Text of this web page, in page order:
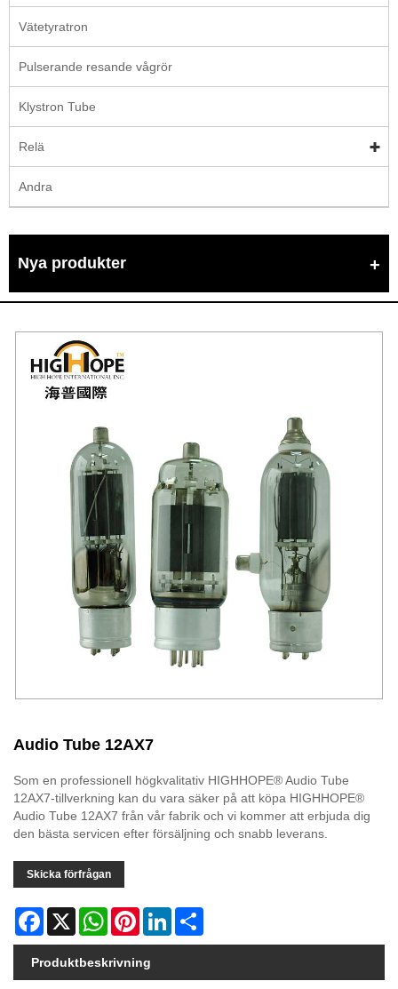
Vätetyratron
Pulserande resande vågrör
Klystron Tube
Relä
Andra
Nya produkter
Audio Tube 12AX7
Som en professionell högkvalitativ HIGHHOPE® Audio Tube
12AX7-tillverkning kan du vara säker på att köpa HIGHHOPE®
Audio Tube 12AX7 från vår fabrik och vi kommer att erbjuda dig
den bästa servicen efter försäljning och snabb leverans.
Skicka förfrågan
Facebook
X WhatsAppPinterestLinkedIn
Produktbeskrivning